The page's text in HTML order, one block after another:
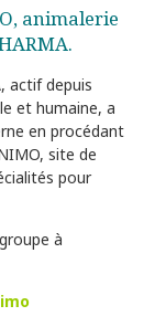
animalerie
actif depuis
et humaine, a
en procédant
site de
pour
à